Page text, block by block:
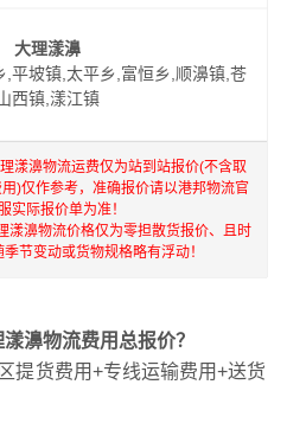
大理漾濞
,平坡镇,太平乡,富恒乡,顺濞镇,苍
西镇,漾江镇
漾濞物流运费仅为站到站报价(不含取
)仅作参考，准确报价请以港邦物流官
实际报价单为准！
漾濞物流价格仅为零担散货报价、且时
节变动或货物规格略有浮动！
濞物流费用总报价？
提货费用+专线运输费用+送货